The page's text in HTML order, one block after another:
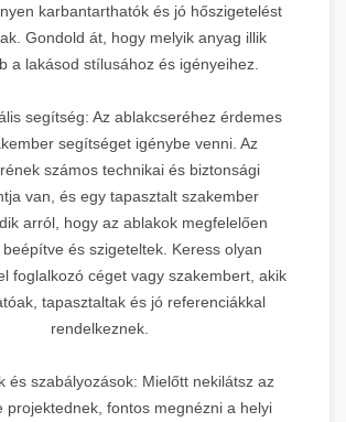
karbantarthatók és jó hőszigetelést
Gondold át, hogy melyik anyag illik
a lakásod stílusához és igényeihez.
segítség: Az ablakcseréhez érdemes
segítséget igénybe venni. Az
számos technikai és biztonsági
van, és egy tapasztalt szakember
arról, hogy az ablakok megfelelően
és szigeteltek. Keress olyan
foglalkozó céget vagy szakembert, akik
tapasztaltak és jó referenciákkal
rendelkeznek.
és szabályozások: Mielőtt nekilátsz az
projektednek, fontos megnézni a helyi